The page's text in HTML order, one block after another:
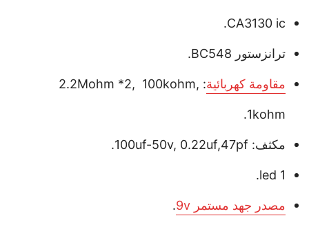
CA3130 ic.
ترانزستور BC548.
مقاومة كهربائية : 2.2Mohm *2, 100kohm,
1kohm.
مكثف: 100uf-50v, 0.22uf,47pf.
1 led.
مصدر جهد مستمر 9v .